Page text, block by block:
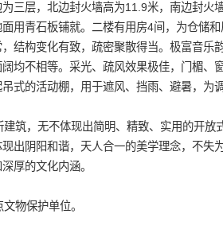
三层，北边封火墙高为11.9米，南边封火
用青石板铺就。二楼有用房4间，为仓储
结构变化有致，疏密聚散得当。极富音乐
均不相等。采光、疏风效果极佳，门楣、
式的活动棚，用于遮风、挡雨、避暑，为
筑，无不体现出简明、精致、实用的开放
出阴阳和谐，天人合一的美学理念，不失
厚的文化内涵。
物保护单位。